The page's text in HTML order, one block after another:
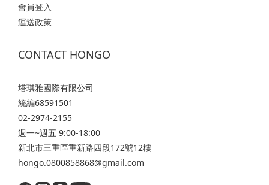
會員登入
運送政策
CONTACT HONGO
塔琪雅國際有限公司
統編68591501
02-2974-2155
週一~週五 9:00-18:00
新北市三重區重新路四段172號12樓
hongo.0800858868@gmail.com